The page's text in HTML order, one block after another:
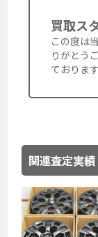
買取ス
この度は
りがとう
ております
関連査定実績